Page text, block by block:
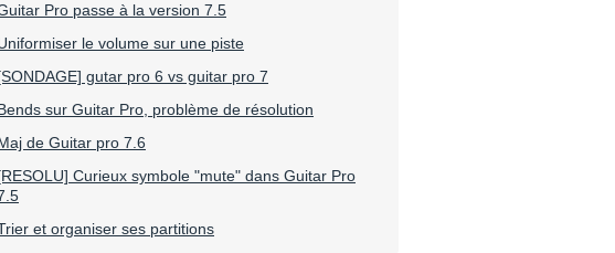
Pro passe à la version 7.5
le volume sur une piste
gutar pro 6 vs guitar pro 7
sur Guitar Pro, problème de résolution
de Guitar pro 7.6
Curieux symbole "mute" dans Guitar Pro
et organiser ses partitions